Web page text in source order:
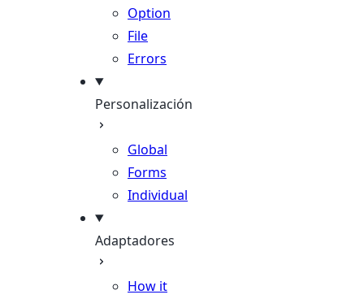
Option
File
Errors
Personalización
Global
Forms
Individual
Adaptadores
How it